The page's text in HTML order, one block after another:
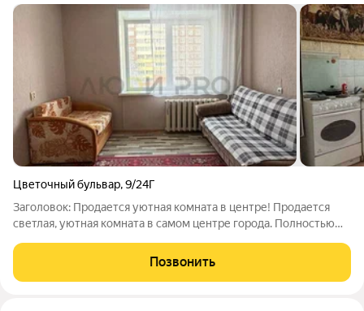
Цветочный бульвар,9/24Г
Заголовок: Продается уютная комната в центре! Продается
светлая, уютная комната в самом центре города. Полностью
пластиковое окно. Местоположение: Центр, отличная
Позвонить